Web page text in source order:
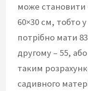
може становити
60×30 см, тобто
потрібно мати
другому – 55,
таким
садивного